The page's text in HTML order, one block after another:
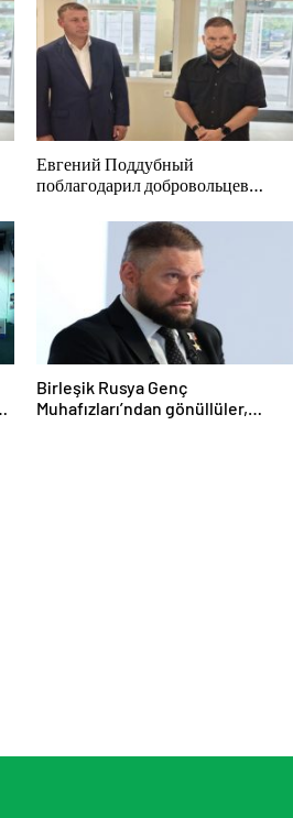
Евгений Поддубный
поблагодарил добровольцев
мужество в спасении
пострадавших от обстрелов
Birleşik Rusya Genç
Muhafızları’ndan gönüllüler,